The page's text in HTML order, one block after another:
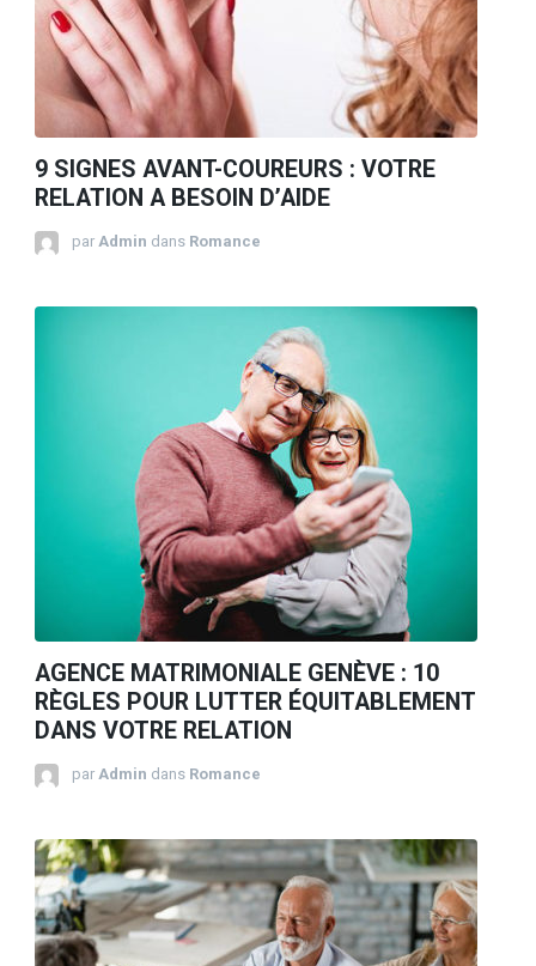
9 SIGNES AVANT-COUREURS : VOTRE
RELATION A BESOIN D’AIDE
par Admin dans Romance
AGENCE MATRIMONIALE GENÈVE : 10
RÈGLES POUR LUTTER ÉQUITABLEMENT
DANS VOTRE RELATION
par Admin dans Romance